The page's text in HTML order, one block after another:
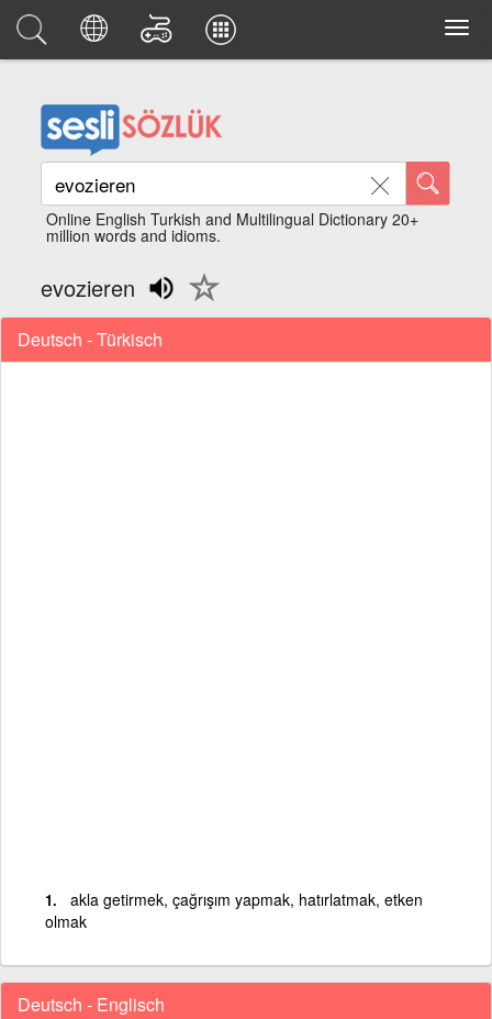
Online English Turkish and Multilingual Dictionary 20+
million words and idioms.
evozieren
Deutsch - Türkisch
akla getirmek, çağrışım yapmak, hatırlatmak, etken
olmak
Deutsch - Englisch